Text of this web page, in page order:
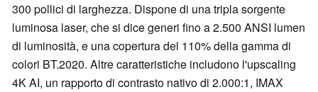
300 pollici di larghezza. Dispone di una tripla sorgente
luminosa laser, che si dice generi fino a 2.500 ANSI lumen
di luminosità, e una copertura del 110% della gamma di
colori BT.2020. Altre caratteristiche includono l'upscaling
4K AI, un rapporto di contrasto nativo di 2.000:1, IMAX